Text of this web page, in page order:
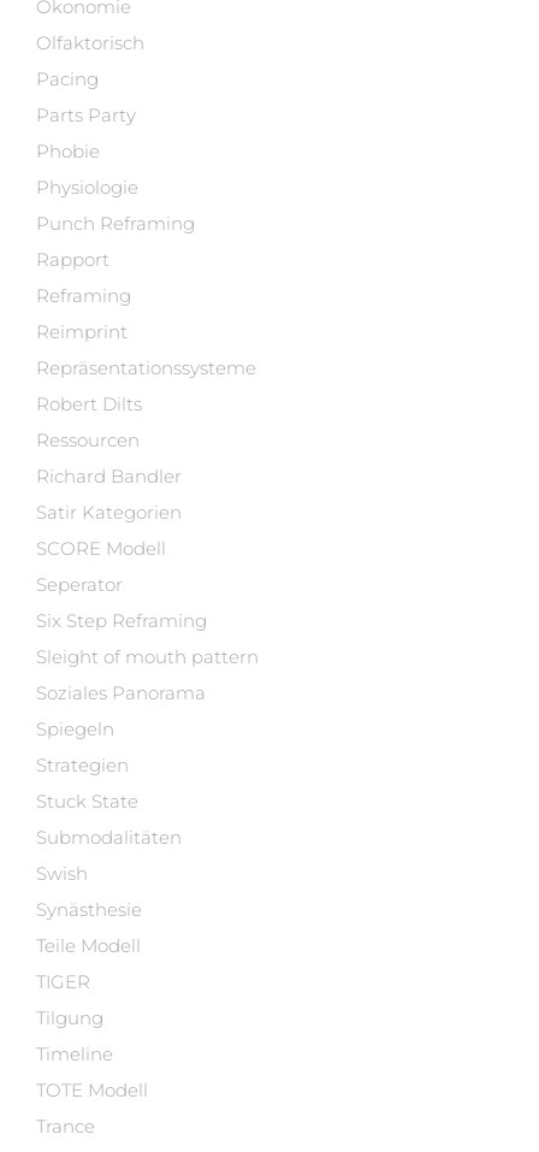
Ökonomie
Olfaktorisch
Pacing
Parts Party
Phobie
Physiologie
Punch Reframing
Rapport
Reframing
Reimprint
Repräsentationssysteme
Robert Dilts
Ressourcen
Richard Bandler
Satir Kategorien
SCORE Modell
Seperator
Six Step Reframing
Sleight of mouth pattern
Soziales Panorama
Spiegeln
Strategien
Stuck State
Submodalitäten
Swish
Synästhesie
Teile Modell
TIGER
Tilgung
Timeline
TOTE Modell
Trance